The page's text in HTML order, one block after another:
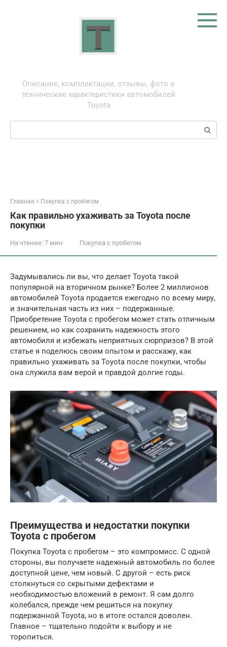
Описание, комплектации, отзывы, фото и
технические характеристики автомобилей
Toyota
Поиск:
Главная » Покупка с пробегом
Как правильно ухаживать за Toyota после
покупки
На чтение: 7 мин Покупка с пробегом
Задумывались ли вы, что делает Toyota такой
популярной на вторичном рынке? Более 2 миллионов
автомобилей Toyota продается ежегодно по всему миру,
и значительная часть из них – подержанные.
Приобретение Toyota с пробегом может стать отличным
решением, но как сохранить надежность этого
автомобиля и избежать неприятных сюрпризов? В этой
статье я поделюсь своим опытом и расскажу, как
правильно ухаживать за Toyota после покупки, чтобы
она служила вам верой и правдой долгие годы.
Преимущества и недостатки покупки
Toyota с пробегом
Покупка Toyota с пробегом – это компромисс. С одной
стороны, вы получаете надежный автомобиль по более
доступной цене, чем новый. С другой – есть риск
столкнуться со скрытыми дефектами и
необходимостью вложений в ремонт. Я сам долго
колебался, прежде чем решиться на покупку
подержанной Toyota, но в итоге остался доволен.
Главное – тщательно подойти к выбору и не
торопиться.